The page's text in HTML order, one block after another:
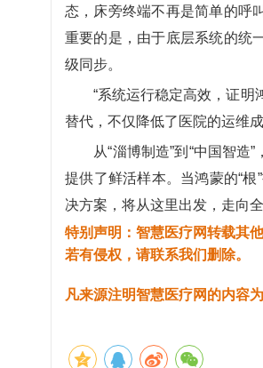
态，床旁终端不再是简单的呼
重要的是，由于底层系统的统
级同步。
“系统运行稳定高效，证明鸿
替代，不仅降低了医院的运维
从“淄博制造”到“中国智造”
提供了鲜活样本。当鸿蒙的“根
决方案，将从这里出发，走向
特别声明：智慧医疗网转载其
若有侵权，请联系我们删除。
凡来源注明智慧医疗网的内容